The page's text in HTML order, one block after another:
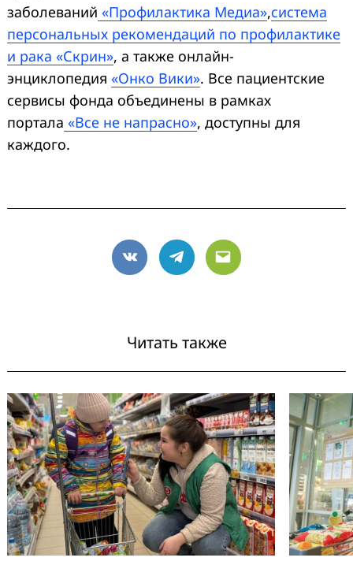
заболеваний «Профилактика Медиа»,система
персональных рекомендаций по профилактике
и рака «Скрин», а также онлайн-
энциклопедия «Онко Вики». Все пациентские
сервисы фонда объединены в рамках
портала «Все не напрасно», доступны для
каждого.
VK Telegram
Email
Читать также